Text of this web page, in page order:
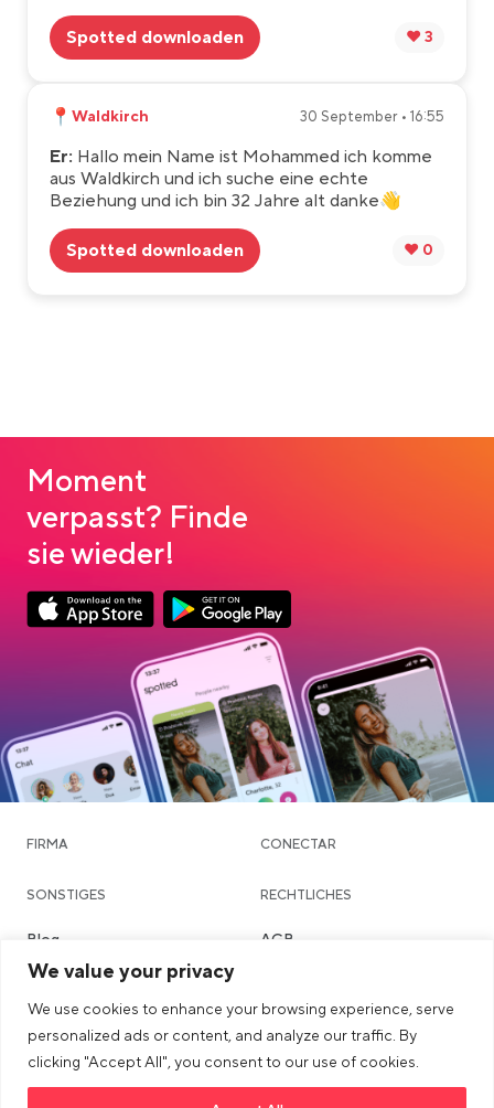
We value your privacy
We use cookies to enhance your browsing experience, serve
personalized ads or content, and analyze our traffic. By
clicking "Accept All", you consent to our use of cookies.
Spotted downloaden ❤️ 3
📍 Waldkirch 30 September • 16:55
Er: Hallo mein Name ist Mohammed ich komme
aus Waldkirch und ich suche eine echte
Beziehung und ich bin 32 Jahre alt danke👋
Spotted downloaden ❤️ 0
Moment
verpasst? Finde
sie wieder!
Google Play Download
FIRMA CONECTAR
SONSTIGES
Blog
Community & Dating
Chatte
Städte
RECHTLICHES
AGB
Imprint
Sicherheits- & Community-
Richtlinien